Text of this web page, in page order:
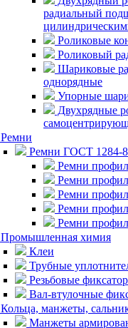
радиальный
Роликовые
Роликовый
Шариковые
однорядные
Упорные
Двухрядные
Ремни
Ремни ГОСТ 1284-
Ремни
Ремни
Ремни
Ремни
Ремни
Промышленная химия
Клеи
Трубные
Резьбовые
Вал-втулочные
Кольца, манжеты,
Манжеты